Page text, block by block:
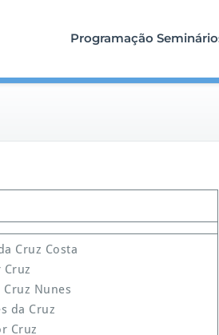
Programação
Cruz Costa
Cruz Nunes
da Cruz
Cruz